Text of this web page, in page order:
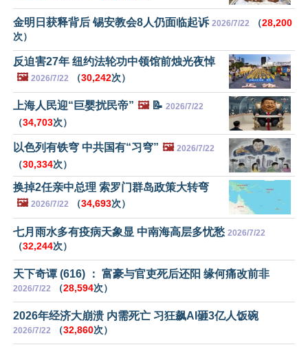
金明日获释背后 锡安教会8人仍面临起诉 2026/7/22 （28,200
次）
反迫害27年 纽约法轮功中领馆前烛光夜悼
🖼️ 2026/7/22 （30,242次）
上海人民迎“巨婴扰民帝” 🖼️📝 2026/7/22
（34,703次）
以色列有铁穹 中共国有“习穹” 🖼️ 2026/7/22
（30,334次）
换掉2任亲中总理 索罗门群岛政策大转弯
🖼️ 2026/7/22 （34,693次）
七月雨水多有疫病天象显 中南海高层多忧愁 2026/7/22
（32,244次）
天下奇谭 (616) ： 富豪与官吏死后还阳 缘何痛改前非
2026/7/22 （28,594次）
2026年经济大崩溃 内需死亡 习狂飙AI砸3亿人饭碗
2026/7/22 （32,860次）